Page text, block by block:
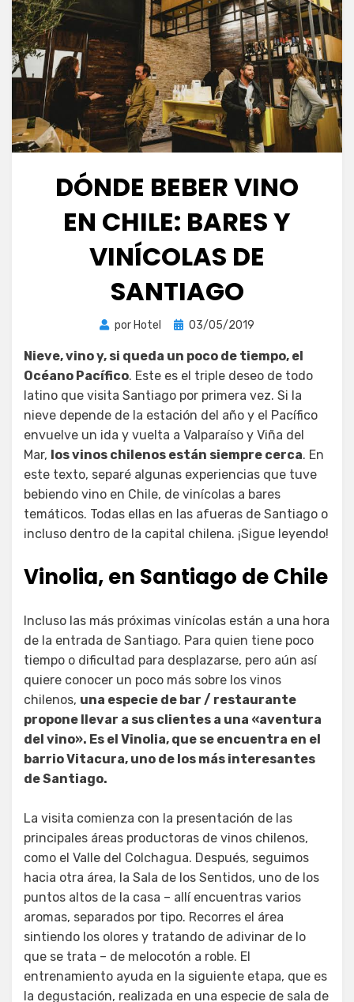
DÓNDE BEBER VINO
EN CHILE: BARES Y
VINÍCOLAS DE
SANTIAGO
por Hotel
Publicada
03/05/2019
Nieve, vino y, si queda un poco de tiempo, el
Océano Pacífico. Este es el triple deseo de todo
latino que visita Santiago por primera vez. Si la
nieve depende de la estación del año y el Pacífico
envuelve un ida y vuelta a Valparaíso y Viña del
Mar, los vinos chilenos están siempre cerca. En
este texto, separé algunas experiencias que tuve
bebiendo vino en Chile, de vinícolas a bares
temáticos. Todas ellas en las afueras de Santiago o
incluso dentro de la capital chilena. ¡Sigue leyendo!
Vinolia, en Santiago de Chile
Incluso las más próximas vinícolas están a una hora
de la entrada de Santiago. Para quien tiene poco
tiempo o dificultad para desplazarse, pero aún así
quiere conocer un poco más sobre los vinos
chilenos, una especie de bar / restaurante
propone llevar a sus clientes a una «aventura
del vino». Es el Vinolia, que se encuentra en el
barrio Vitacura, uno de los más interesantes
de Santiago.
La visita comienza con la presentación de las
principales áreas productoras de vinos chilenos,
como el Valle del Colchagua. Después, seguimos
hacia otra área, la Sala de los Sentidos, uno de los
puntos altos de la casa – allí encuentras varios
aromas, separados por tipo. Recorres el área
sintiendo los olores y tratando de adivinar de lo
que se trata – de melocotón a roble. El
entrenamiento ayuda en la siguiente etapa, que es
la degustación, realizada en una especie de sala de